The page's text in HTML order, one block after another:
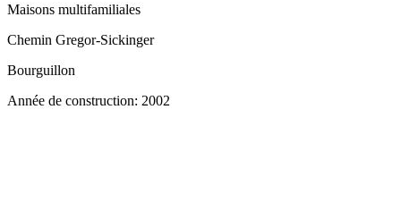
Maisons multifamiliales
Chemin Gregor-Sickinger
Bourguillon
Année de construction: 2002